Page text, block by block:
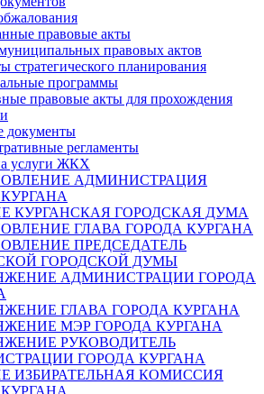
правовые акты
правовых актов
стратегического планирования
программы
правовые акты для прохождения
документы
регламенты
услуги ЖКХ
АДМИНИСТРАЦИЯ
КУРГАНСКАЯ ГОРОДСКАЯ ДУМА
ГЛАВА ГОРОДА КУРГАНА
ПРЕДСЕДАТЕЛЬ
ГОРОДСКОЙ ДУМЫ
АДМИНИСТРАЦИИ ГОРОДА
ГЛАВА ГОРОДА КУРГАНА
МЭР ГОРОДА КУРГАНА
РУКОВОДИТЕЛЬ
ГОРОДА КУРГАНА
ИЗБИРАТЕЛЬНАЯ КОМИССИЯ